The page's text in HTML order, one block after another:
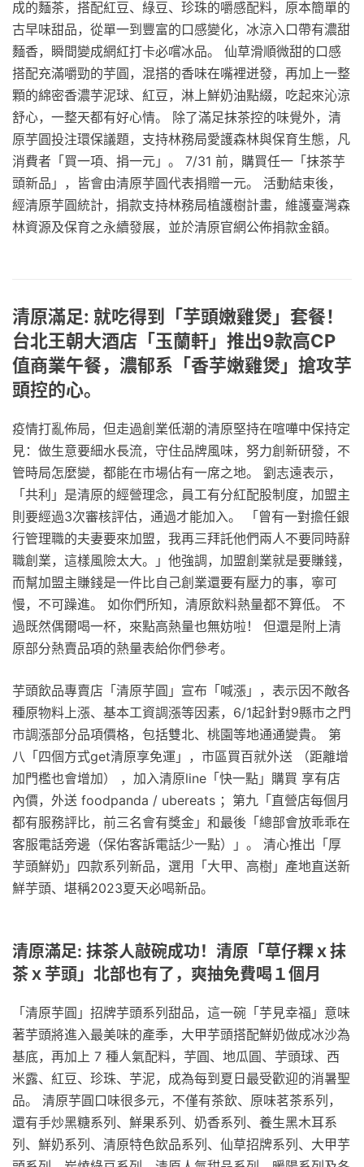
成的麵茶，搭配紅豆、綠豆、珍珠的嚼感配料，原本簡單的
古早味甜品，從單一到豐富的口感變化，冰涼入口帶有濃甜
麵香，瞬間變成網紅打卡必嚐冰品。 仙草滑順微甜的口感
搭配充滿嚼勁的芋圓，混搭的香味在嘴裡迸發，再加上一整
顆的綿密香濃芋泥球、紅豆，淋上鮮奶油點綴，吃起來沁涼
舒心，一整天都有好心情。 除了滿足抹茶控的味覺外，清
原芋圓投注環保議題，支持林務局愛護森林與保育生態，凡
消費者「買一項、捐一元」。 7/31 前，購買任一「抹茶芋
頭新品」，皆會由清原芋圓代表捐贈一元。 活動結束後，
經清原芋圓統計，捐款支持林務局植護樹計畫，維護臺灣森
林資源及保育之永續發展，並於清原官網公佈捐款金額。
清原滿足: 就吃得到「芋頭嫩雞煲」套餐！
台北王朝大酒店「玉蘭軒」推出9款高CP
值商業午餐，濃郁系「香芋嫩雞煲」搶攻芋
頭控的心。
疫情打亂佈局，但走過創業低潮的清原堅持在喧嘩中保持定
見：做生意要細水長流，守住品牌風味，努力創新研發，不
管時局怎麼變，都能在市場佔有一席之地。 劉志遠表示，
「共利」是清原的經營理念，員工有分紅配股制度，加盟主
則要經過3次審核評估，通過才能加入。 「曾有一對擔任銀
行管理職的夫妻要來加盟，我再三拜託他們兩人不要同時辭
職創業，這樣風險太大。」他強調，加盟創業就是要賺錢，
而幫加盟主賺錢是一件比自己創業還要有壓力的事，寧可
慢，不可躁進。 如你們所知，清原飲料熱量都不算低。 不
過既然偶爾喝一杯，來點高熱量也無妨啦！ 但還是附上清
原部分熱賣品項的熱量表給你們參考。
芋頭飲品專賣店「清原芋圓」宣布「喊漲」，表示因不敵各
種原物料上漲、基本工資調漲等因素，6/1起針對9縣市之門
市調漲部分品項價格，包括雙北、桃園等地通通變貴。 第
八「四個方式get清原享免運」，市區買百就外送 （距離增
加門檻也會增加） ，加入清原line「快一點」購買 享有店
內價，外送 foodpanda / ubereats ；第九「直營店每個月
都有服務評比，前三名會有獎金」和最後「總部會放乖乖在
客服電話旁邊（保佑客訴電話少一點）」。 清心推出「厚
芋頭鮮奶」四款系列新品，選用「大甲、高樹」產地直送新
鮮芋頭、堪稱2023夏天必喝新品。
清原滿足: 抹茶人敲碗成功！清原「草仔粿ｘ抹
茶ｘ芋頭」北部也有了，爽抽免費喝１個月
「清原芋圓」招牌芋頭系列甜品，這一碗「芋見幸福」意味
著芋頭將進入最美味的產季，大甲芋頭搭配鮮奶做成冰沙為
基底，再加上 7 種人氣配料，芋圓、地瓜圓、芋頭球、西
米露、紅豆、珍珠、芋泥，成為每到夏日最受歡迎的消暑聖
品。 清原芋圓口味很多元，不僅有茶飲、原味茗茶系列，
還有手炒黑糖系列、鮮果系列、奶香系列、養生黑木耳系
列、鮮奶系列、清原特色飲品系列、仙草招牌系列、大甲芋